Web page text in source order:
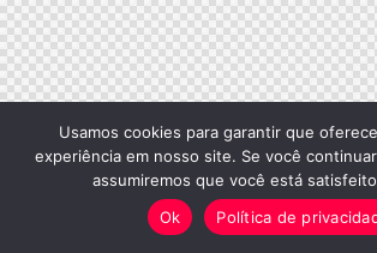
Usamos cookies para garantir que
experiência em nosso site. Se você
assumiremos que você está
Ok
Política de